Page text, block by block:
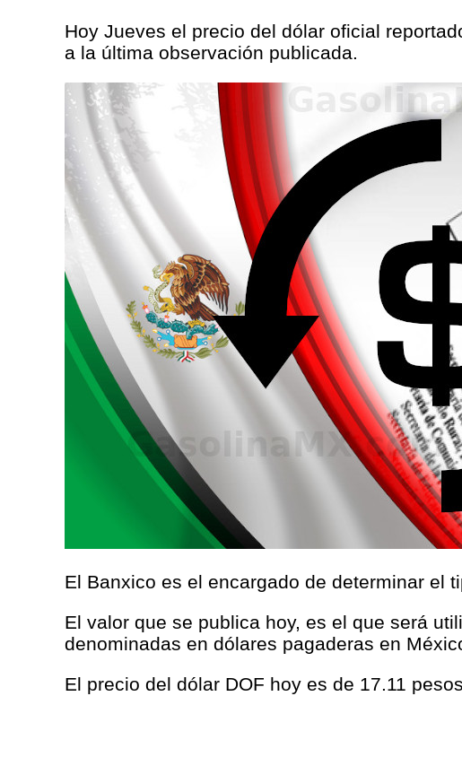
Hoy Jueves el precio del dólar oficial
a la última observación publicada.
El Banxico es el encargado de determinar el
El valor que se publica hoy, es el que será
denominadas en dólares pagaderas en
El precio del dólar DOF hoy es de 17.11